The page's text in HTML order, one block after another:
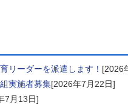
リーダーを派遣します！ [2026
実施者募集[2026年7月22日]
7月13日]